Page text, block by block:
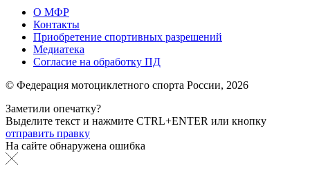
О МФР
Контакты
Приобретение спортивных разрешений
Медиатека
Согласие на обработку ПД
© Федерация мотоциклетного спорта России, 2026
Заметили опечатку?
Выделите текст и нажмите CTRL+ENTER или кнопку
отправить правку
На сайте обнаружена ошибка